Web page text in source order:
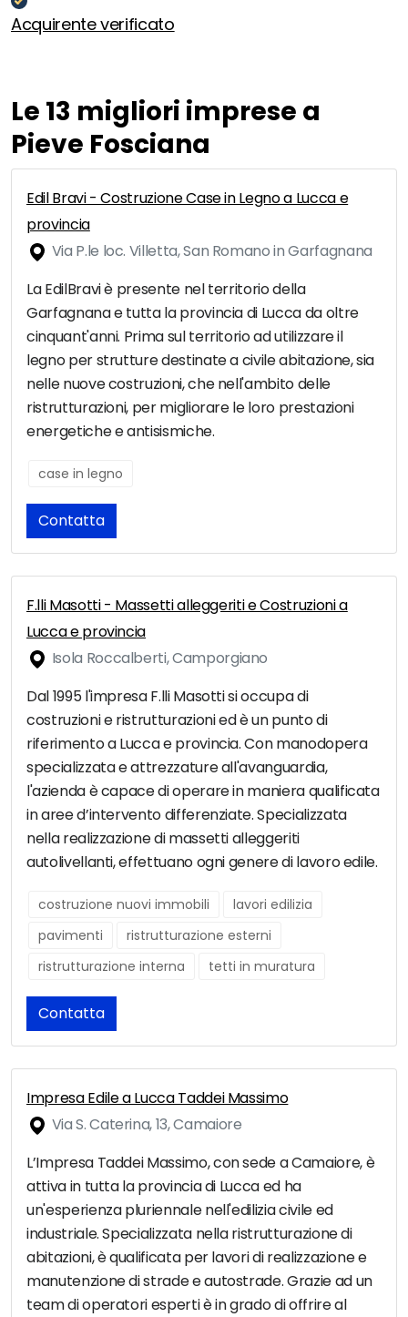
Acquirente verificato
Le 13 migliori imprese a
Pieve Fosciana
Edil Bravi - Costruzione Case in Legno a Lucca e
provincia
Via P.le loc. Villetta, San Romano in Garfagnana
La EdilBravi è presente nel territorio della
Garfagnana e tutta la provincia di Lucca da oltre
cinquant'anni. Prima sul territorio ad utilizzare il
legno per strutture destinate a civile abitazione, sia
nelle nuove costruzioni, che nell'ambito delle
ristrutturazioni, per migliorare le loro prestazioni
energetiche e antisismiche.
case in legno
Contatta
F.lli Masotti - Massetti alleggeriti e Costruzioni a
Lucca e provincia
Isola Roccalberti, Camporgiano
Dal 1995 l'impresa F.lli Masotti si occupa di
costruzioni e ristrutturazioni ed è un punto di
riferimento a Lucca e provincia. Con manodopera
specializzata e attrezzature all'avanguardia,
l'azienda è capace di operare in maniera qualificata
in aree d’intervento differenziate. Specializzata
nella realizzazione di massetti alleggeriti
autolivellanti, effettuano ogni genere di lavoro edile.
costruzione nuovi immobili
lavori edilizia
pavimenti
ristrutturazione esterni
ristrutturazione interna
tetti in muratura
Contatta
Impresa Edile a Lucca Taddei Massimo
Via S. Caterina, 13, Camaiore
L’Impresa Taddei Massimo, con sede a Camaiore, è
attiva in tutta la provincia di Lucca ed ha
un'esperienza pluriennale nell'edilizia civile ed
industriale. Specializzata nella ristrutturazione di
abitazioni, è qualificata per lavori di realizzazione e
manutenzione di strade e autostrade. Grazie ad un
team di operatori esperti è in grado di offrire al